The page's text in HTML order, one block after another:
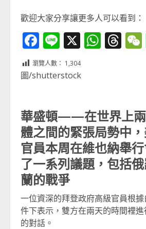
歡迎大家分享讓更多人可以看到：
Facebook
Line
X
瀏覽人數： 1,304
圖/shutterstock
華盛頓——在世界上
體之間的緊張局勢中
官員本周在維也納舉
了一系列議題，包括
蘭的戰爭
一位資深的拜登政府高級官員根
件下表示，雙方在兩天的時間裡
的對話。